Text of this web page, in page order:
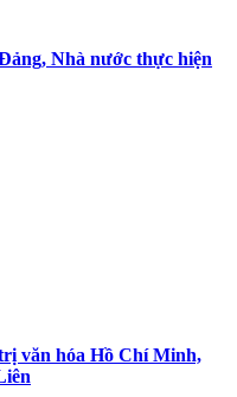
Nhà nước thực hiện
văn hóa Hồ Chí Minh,